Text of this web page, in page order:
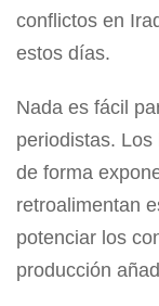
conflictos en
estos días.
Nada es fácil
periodistas. Los
de forma
retroalimentan
potenciar los
producción